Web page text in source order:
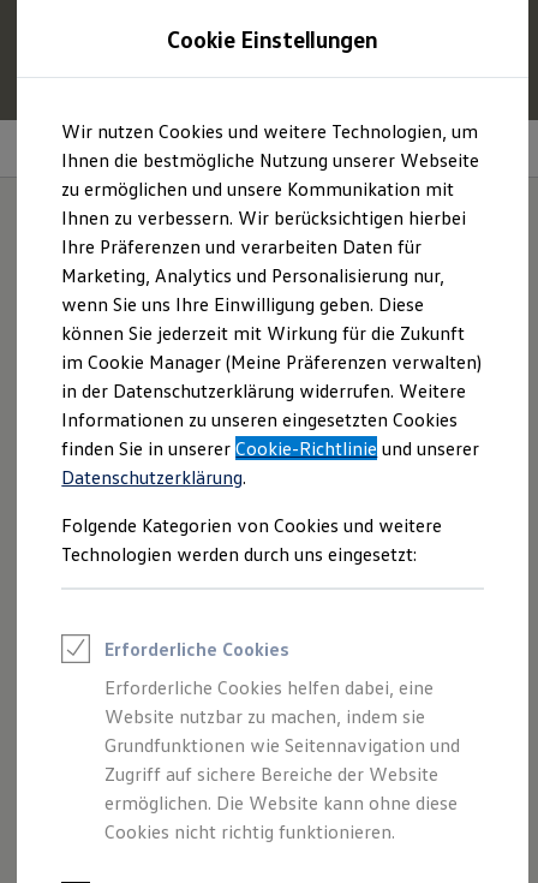
Hauptinhalt
springen
Footer
springen
Profitieren Sie von bis zu6.000 € 1
VolkswagenID. oder
Hybridmodelle.
Mehr zur E‑Auto-Förderung
Modelle und Konfigurator
Konfigurator
Modelle vergleichen
Konfiguration laden
Autosuche
Elektroautos
ENERGY Sondermodelle
Nutzfahrzeuge
SUV und CUV
Familienautos
Kombis
Kompaktwagen
Sportwagen
Schnell verfügbare Fahrzeuge
Angebote und Produkte
Aktuelle Angebote
E-Auto-Förderung
Volkswagen Marktplatz
Elektromobilität bei Gebrauchtwagen
Saisonangebote
Reifenpakete
Leasing
Leasing-Angebote
Gebrauchtwagen Leasing
Junge Gebrauchtwagen-Leasing
Elektroauto Leasing
Kleinwagen-Leasing
Android Auto und Apple
Spiegeln Sie Ihre
Smartphone-Apps.
Musik streamen, telefonieren oder auf
Navigationsfunktionen zugreifen: MitApp‑Connect
nutzen Sie Ihre gewohnten Smartphone-Apps direkt über
das Fahrzeugdisplay.
Cookie Einstellungen
Wir nutzen Cookies und weitere Technologien, um
Ihnen die bestmögliche Nutzung unserer Webseite
zu ermöglichen und unsere Kommunikation mit
Ihnen zu verbessern. Wir berücksichtigen hierbei
Ihre Präferenzen und verarbeiten Daten für
Marketing, Analytics und Personalisierung nur,
wenn Sie uns Ihre Einwilligung geben. Diese
können Sie jederzeit mit Wirkung für die Zukunft
im Cookie Manager (Meine Präferenzen verwalten)
in der Datenschutzerklärung widerrufen. Weitere
Informationen zu unseren eingesetzten Cookies
finden Sie in unsererCookie-Richtlinie und unserer
Datenschutzerklärung.
Folgende Kategorien von Cookies und weitere
Technologien werden durch uns eingesetzt:
Erforderliche Cookies
Erforderliche Cookies helfen dabei, eine
Website nutzbar zu machen, indem sie
Grundfunktionen wie Seitennavigation und
Zugriff auf sichere Bereiche der Website
ermöglichen. Die Website kann ohne diese
Cookies nicht richtig funktionieren.